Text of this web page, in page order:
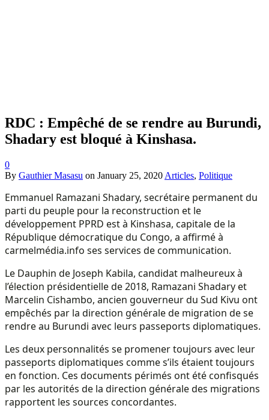
RDC : Empêché de se rendre au Burundi,
Shadary est bloqué à Kinshasa.
0
By Gauthier Masasu on January 25, 2020 Articles, Politique
Emmanuel Ramazani Shadary, secrétaire permanent du
parti du peuple pour la reconstruction et le
développement PPRD est à Kinshasa, capitale de la
République démocratique du Congo, a affirmé à
carmelmédia.info ses services de communication.
Le Dauphin de Joseph Kabila, candidat malheureux à
l’élection présidentielle de 2018, Ramazani Shadary et
Marcelin Cishambo, ancien gouverneur du Sud Kivu ont
empêchés par la direction générale de migration de se
rendre au Burundi avec leurs passeports diplomatiques.
Les deux personnalités se promener toujours avec leur
passeports diplomatiques comme s’ils étaient toujours
en fonction. Ces documents périmés ont été confisqués
par les autorités de la direction générale des migrations
rapportent les sources concordantes.